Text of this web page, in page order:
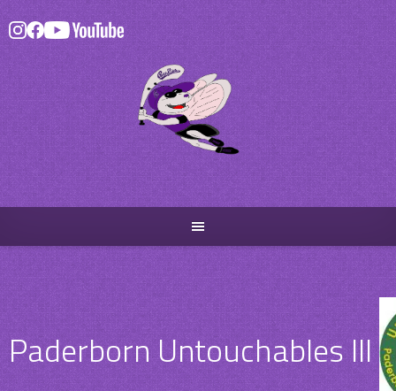
Skip
to
content
Paderborn Untouchables III